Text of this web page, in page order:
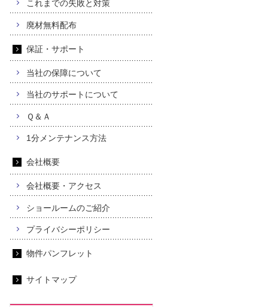
これまでの失敗と対策
廃材無料配布
保証・サポート
当社の保障について
当社のサポートについて
Ｑ＆Ａ
1分メンテナンス方法
会社概要
会社概要・アクセス
ショールームのご紹介
プライバシーポリシー
物件パンフレット
サイトマップ